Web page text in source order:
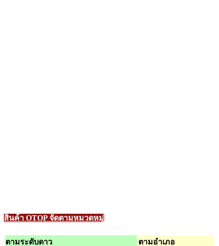
สินค้า OTOP จัดตามหมวดหมู่
ตามระดับดาว ตามอำเภอ